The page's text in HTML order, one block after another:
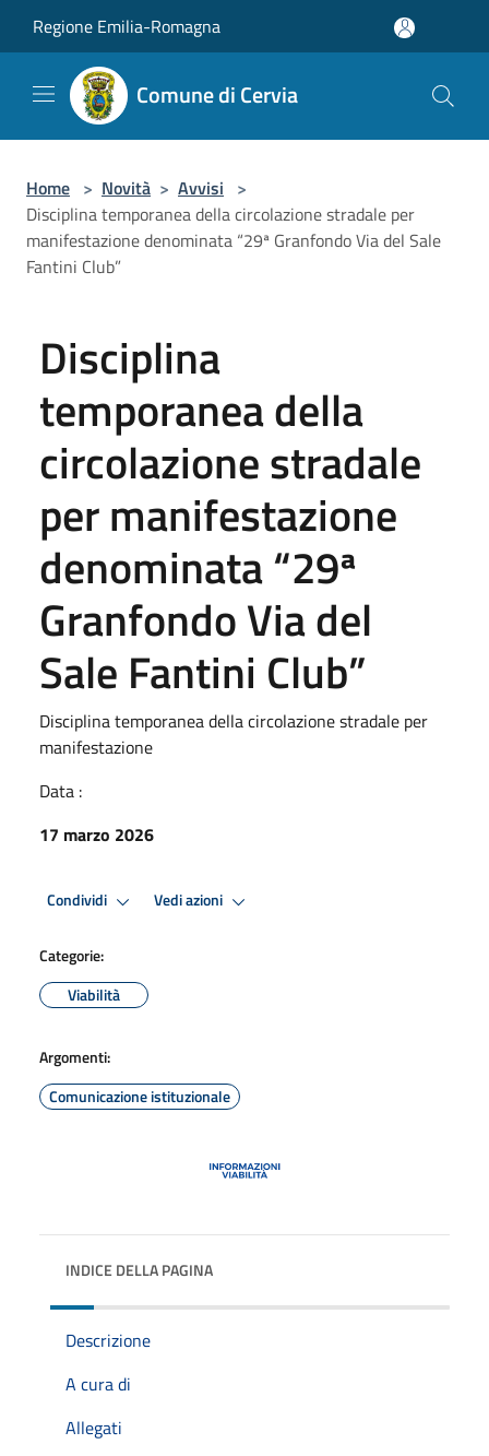
Regione Emilia-Romagna
Comune di Cervia
Home > Novità > Avvisi >
Disciplina temporanea della circolazione stradale per
manifestazione denominata “29ª Granfondo Via del Sale
Fantini Club”
Disciplina
temporanea della
circolazione stradale
per manifestazione
denominata “29ª
Granfondo Via del
Sale Fantini Club”
Disciplina temporanea della circolazione stradale per
manifestazione
Data :
17 marzo 2026
Condividi Vedi azioni
Categorie:
Viabilità
Argomenti:
Comunicazione istituzionale
INDICE DELLA PAGINA
Descrizione
A cura di
Allegati